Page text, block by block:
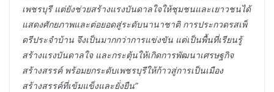
เพชรบุรี แต่ยังช่วยสร้างแรงบันดาลใจให้ชุมชนและเยาวชนได้
แสดงศักยภาพและต่อยอดสู่ระดับนานาชาติ การประกวดรสเพ็
ดรีประจำบ้าน จึงเป็นมากกว่าการแข่งขัน แต่เป็นพื้นที่เรียนรู้
สร้างแรงบันดาลใจ และกระตุ้นให้เกิดการพัฒนาเศรษฐกิจ
สร้างสรรค์ พร้อมยกระดับเพชรบุรีให้ก้าวสู่การเป็นเมือง
สร้างสรรค์ที่เข้มแข็งและยั่งยืน”